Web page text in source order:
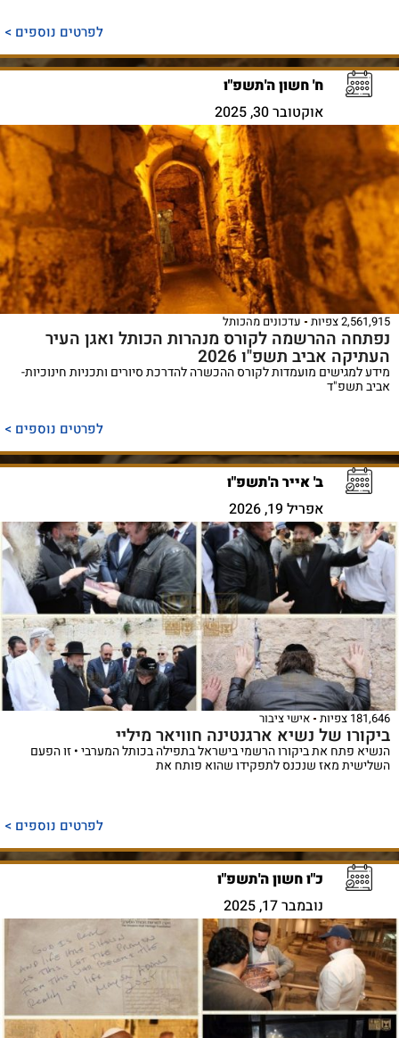
לפרטים נוספים >
ח' חשון ה'תשפ"ו
אוקטובר 30, 2025
2,561,915 צפיות עדכונים מהכותל
נפתחה ההרשמה לקורס מנהרות הכותל ואגן העיר
העתיקה אביב תשפ"ו 2026
מידע למגישים מועמדות לקורס ההכשרה להדרכת סיורים ותכניות חינוכיות-
אביב תשפ"ד
לפרטים נוספים >
ב' אייר ה'תשפ"ו
אפריל 19, 2026
181,646 צפיות אישי ציבור
ביקורו של נשיא ארגנטינה חוויאר מיליי
הנשיא פתח את ביקורו הרשמי בישראל בתפילה בכותל המערבי • זו הפעם
השלישית מאז שנכנס לתפקידו שהוא פותח את
לפרטים נוספים >
כ"ו חשון ה'תשפ"ו
נובמבר 17, 2025